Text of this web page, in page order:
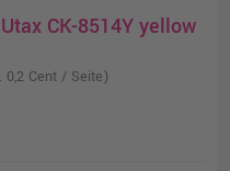
CK-8514Y yellow
0,2 Cent / Seite)